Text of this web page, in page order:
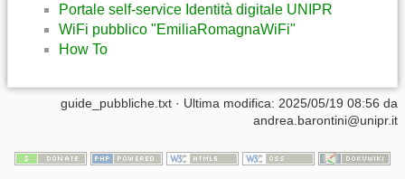
Portale self-service Identità digitale UNIPR
WiFi pubblico "EmiliaRomagnaWiFi"
How To
guide_pubbliche.txt · Ultima modifica: 2025/05/19 08:56 da
andrea.barontini@unipr.it